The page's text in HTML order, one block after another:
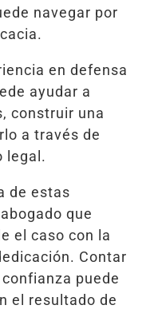
navegar por
en defensa
ayudar a
construir una
a través de
legal.
de estas
que
el caso con la
Contar
puede
el resultado de